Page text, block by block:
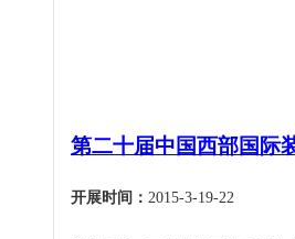
第二十届中国西部国际
开展时间： 2015-3-19-22